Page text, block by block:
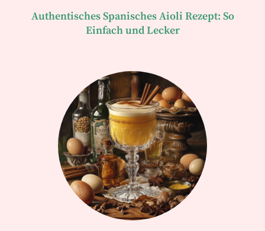
Authentisches Spanisches Aioli Rezept: So
Einfach und Lecker